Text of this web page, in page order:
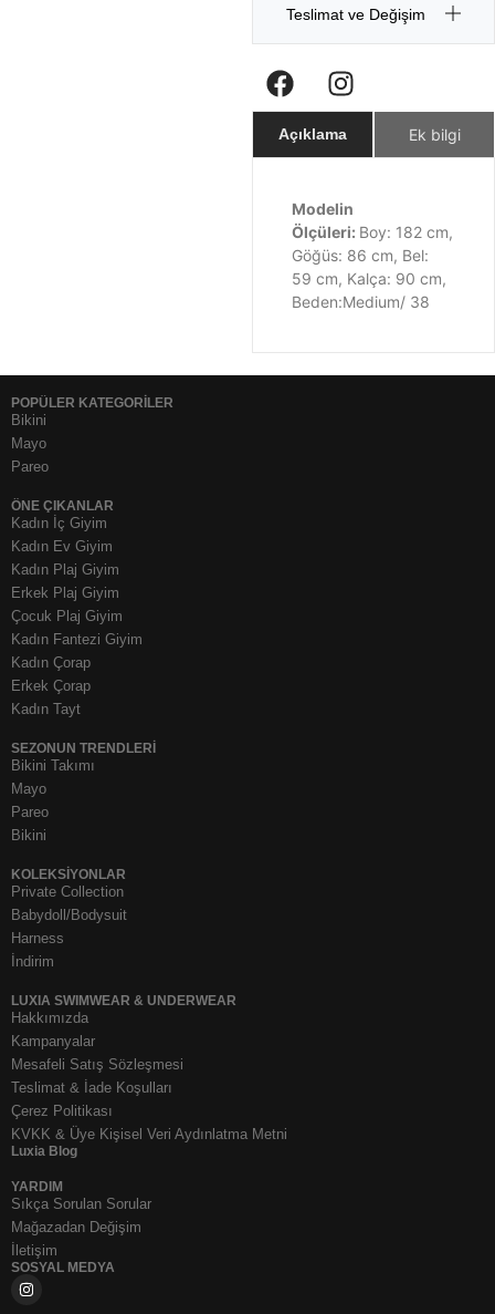
Teslimat ve Değişim
Açıklama Ek bilgi
Modelin
Ölçüleri: Boy: 182 cm,
Göğüs: 86 cm, Bel:
59 cm, Kalça: 90 cm,
Beden:Medium/ 38
POPÜLER KATEGORİLER
Bikini
Mayo
Pareo
ÖNE ÇIKANLAR
Kadın İç Giyim
Kadın Ev Giyim
Kadın Plaj Giyim
Erkek Plaj Giyim
Çocuk Plaj Giyim
Kadın Fantezi Giyim
Kadın Çorap
Erkek Çorap
Kadın Tayt
SEZONUN TRENDLERI
Bikini Takımı
Mayo
Pareo
Bikini
KOLEKSIYONLAR
Private Collection
Babydoll/Bodysuit
Harness
İndirim
LUXIA SWIMWEAR & UNDERWEAR
Hakkımızda
Kampanyalar
Mesafeli Satış Sözleşmesi
Teslimat & İade Koşulları
Çerez Politikası
KVKK & Üye Kişisel Veri Aydınlatma Metni
Luxia Blog
YARDIM
Sıkça Sorulan Sorular
Mağazadan Değişim
İletişim
SOSYAL MEDYA